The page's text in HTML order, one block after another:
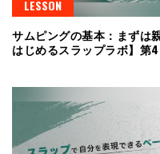
LESSON
サムピングの基本：まずは
はじめるスラップラボ】第